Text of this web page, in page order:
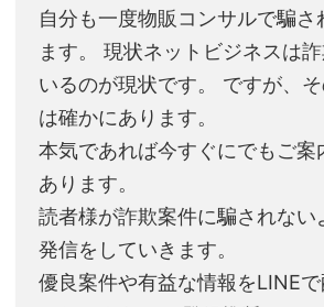
自分も一度物販コンサルで騙さ
ます。 現状ネットビジネスは
いるのが現状です。 ですが、
は確かにあります。
本気であれば今すぐにでもご案
あります。
読者様が詐欺案件に騙されない
発信をしていきます。
優良案件や有益な情報をLINE